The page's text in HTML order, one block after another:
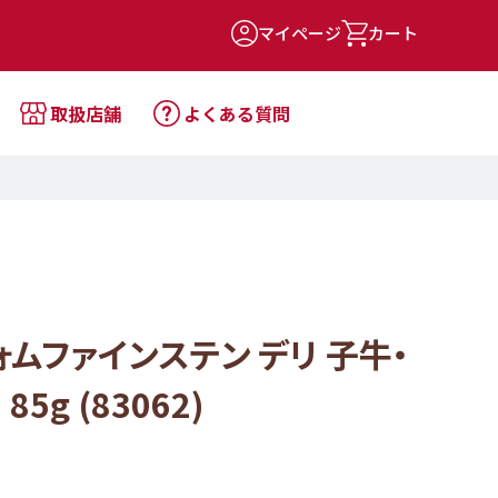
マイページ カート
取扱店舗 よくある質問
ファインステン デリ 子牛・
85g (83062)